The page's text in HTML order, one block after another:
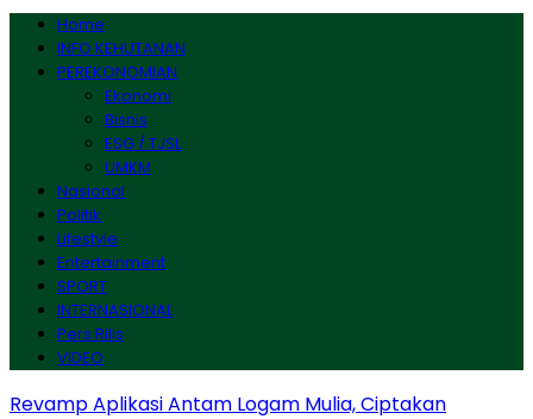
Home
INFO KEHUTANAN
PEREKONOMIAN
Ekonomi
Bisnis
ESG / TJSL
UMKM
Nasional
Politik
Lifestyle
Entertainment
SPORT
INTERNASIONAL
Pers Rilis
VIDEO
Revamp Aplikasi Antam Logam Mulia, Ciptakan